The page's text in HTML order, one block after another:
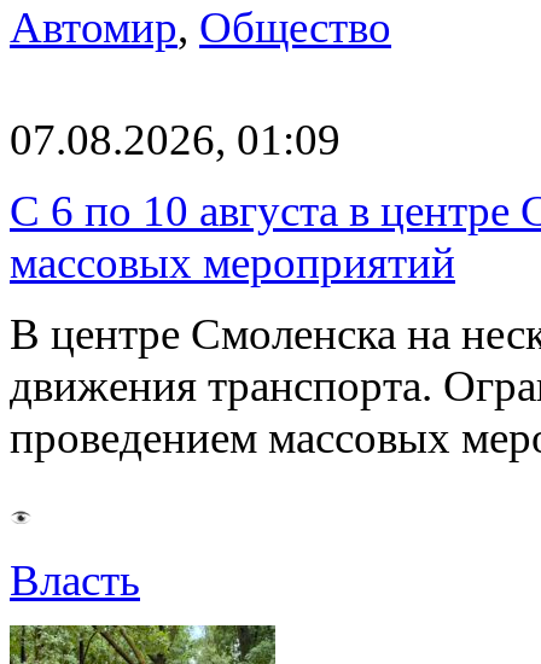
Автомир, Общество
07.08.2026, 01:09
С 6 по 10 августа в центре
массовых мероприятий
В центре Смоленска на
движения транспорта.
проведением массовых
Власть